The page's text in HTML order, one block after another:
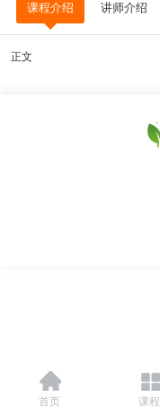
课程介绍 讲师介绍
正文
首页 课程